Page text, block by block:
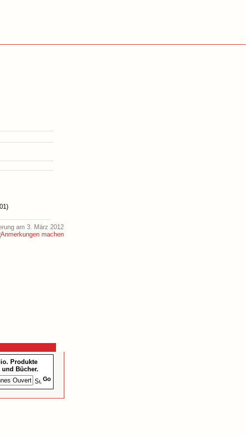
am 3. März 2012
Produkte
und Bücher.
Go